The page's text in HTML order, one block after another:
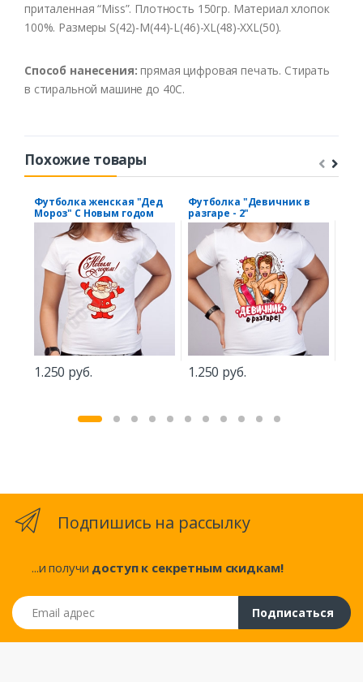
приталенная “Miss”. Плотность 150гр. Материал хлопок
100%. Размеры S(42)-M(44)-L(46)-XL(48)-XXL(50).
Способ нанесения: прямая цифровая печать. Стирать
в стиральной машине до 40С.
Похожие товары
Футболка женская "Дед
Мороз" С Новым годом
1.250 руб.
Футболка "Девичник в
разгаре - 2"
1.250 руб.
Подпишись на рассылку
...и получи доступ к секретным скидкам!
Email адрес
Подписаться